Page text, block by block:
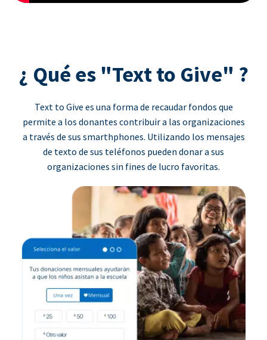
¿ Qué es "Text to Give" ?
Text to Give es una forma de recaudar fondos que
permite a los donantes contribuir a las organizaciones
a través de sus smarthphones. Utilizando los mensajes
de texto de sus teléfonos pueden donar a sus
organizaciones sin fines de lucro favoritas.